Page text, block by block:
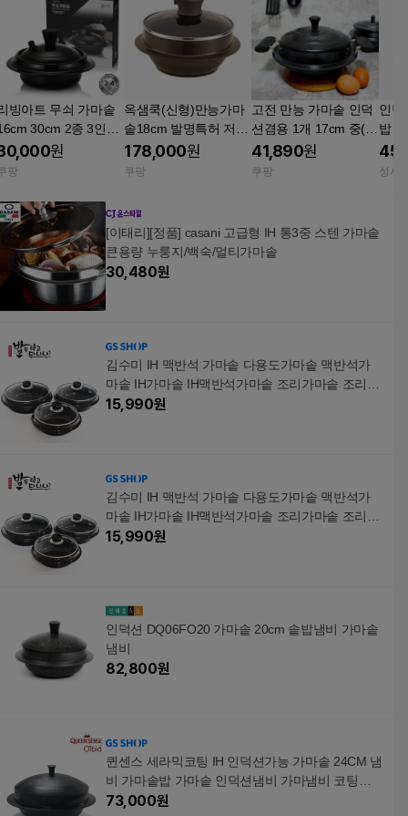
빙아트 무쇠 가마솥
30cm 2종 3인용
인용 만능요리 무쇠솥
솥밥 인덕션 16cm(3
원
팡
옥샘쿡(신형)만능가마
솥18cm 발명특허 저수
분조리기 1개
178,000원
쿠팡
고전 만능 가마솥 인덕
션겸용 1개 17cm 중(1
7cm)
41,890원
쿠팡
인덕
밥
냄비
성사
[이태리][정품] casani 고급형 IH 통3중 스텐 가마솥
큰용량 누룽지/백숙/멀티가마솥
30,480원
김수미 IH 맥반석 가마솥 다용도가마솥 맥반석가
마솥 IH가마솥 IH맥반석가마솥 조리가마솥 조리솥
요리솥
15,990원
김수미 IH 맥반석 가마솥 다용도가마솥 맥반석가
마솥 IH가마솥 IH맥반석가마솥 조리가마솥 조리솥
요리솥
15,990원
인덕션 DQ06FO20 가마솥 20cm 솥밥냄비 가마솥
냄비
82,800원
퀸센스 세라믹코팅 IH 인덕션가능 가마솥 24CM 냄
비 가마솥밥 가마솥 인덕션냄비 가마냄비 코팅가
마솥 주물
73,000원